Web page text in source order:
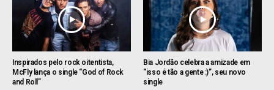
Inspirados pelo rock oitentista,
McFly lança o single “God of Rock
and Roll”
Bia Jordão celebra a amizade em
“isso é tão a gente :)”, seu novo
single